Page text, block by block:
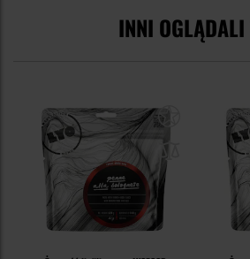
INNI OGLĄDALI